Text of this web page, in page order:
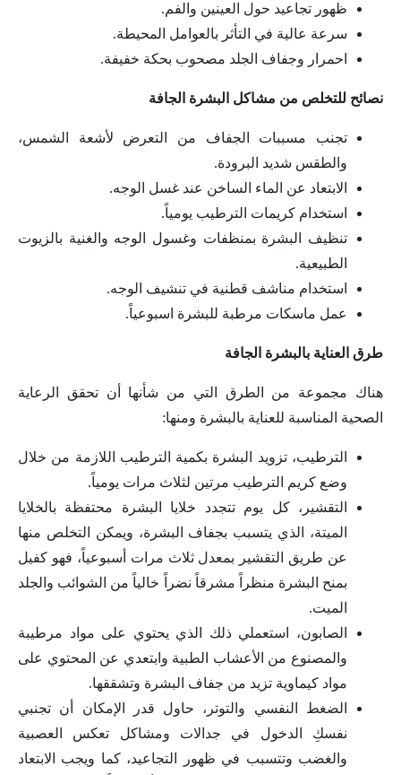
ظهور تجاعيد حول العينين والفم.
سرعة عالية في التأثر بالعوامل المحيطة.
احمرار وجفاف الجلد مصحوب بحكة خفيفة.
نصائح للتخلص من مشاكل البشرة الجافة
تجنب مسببات الجفاف من التعرض لأشعة الشمس،
والطقس شديد البرودة.
الابتعاد عن الماء الساخن عند غسل الوجه.
استخدام كريمات الترطيب يومياً.
تنظيف البشرة بمنظفات وغسول الوجه والغنية بالزيوت
الطبيعية.
استخدام مناشف قطنية في تنشيف الوجه.
عمل ماسكات مرطبة للبشرة اسبوعياً.
طرق العناية بالبشرة الجافة
هناك مجموعة من الطرق التي من شأنها أن تحقق الرعاية
الصحية المناسبة للعناية بالبشرة ومنها:
الترطيب، تزويد البشرة بكمية الترطيب اللازمة من خلال
وضع كريم الترطيب مرتين لثلاث مرات يومياً.
التقشير، كل يوم تتجدد خلايا البشرة محتفظة بالخلايا
الميتة، الذي يتسبب بجفاف البشرة، ويمكن التخلص منها
عن طريق التقشير بمعدل ثلاث مرات أسبوعياً، فهو كفيل
بمنح البشرة منظراً مشرقاً نضراً خالياً من الشوائب والجلد
الميت.
الصابون، استعملي ذلك الذي يحتوي على مواد مرطيبة
والمصنوع من الأعشاب الطبية وابتعدي عن المحتوي على
مواد كيماوية تزيد من جفاف البشرة وتشققها.
الضغط النفسي والتوتر، حاول قدر الإمكان أن تجنبي
نفسكِ الدخول في جدالات ومشاكل تعكس العصبية
والغضب وتتسبب في ظهور التجاعيد، كما ويجب الابتعاد